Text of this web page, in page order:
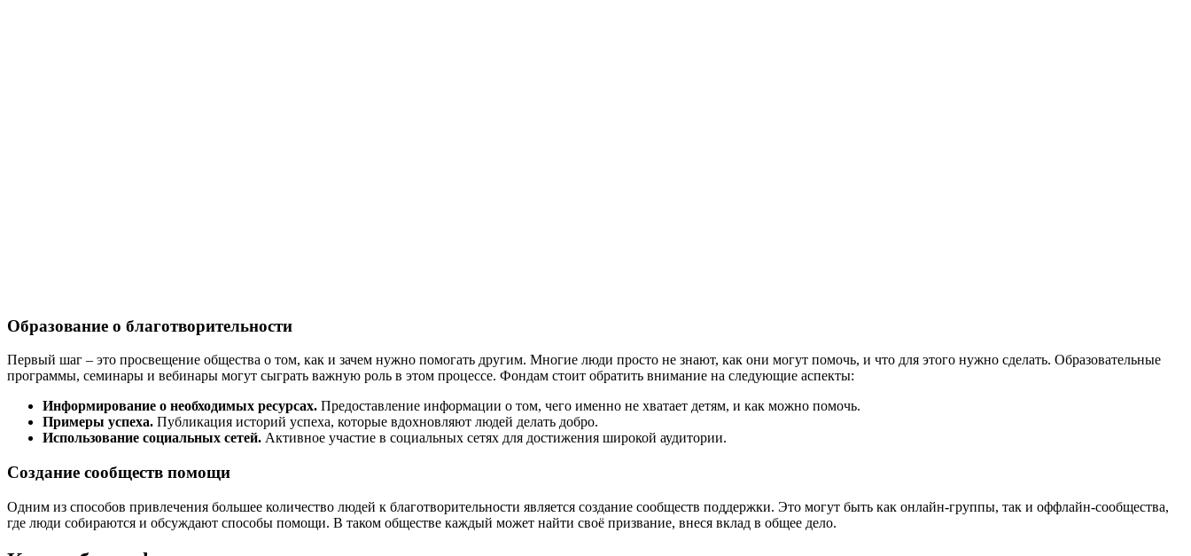
Образование о благотворительности
Первый шаг – это просвещение общества о том, как и зачем нужно помогать другим. Многие люди просто не знают, как они могут помочь, и что для этого нужно сделать. Образовательные
программы, семинары и вебинары могут сыграть важную роль в этом процессе. Фондам стоит обратить внимание на следующие аспекты:
Информирование о необходимых ресурсах. Предоставление информации о том, чего именно не хватает детям, и как можно помочь.
Примеры успеха. Публикация историй успеха, которые вдохновляют людей делать добро.
Использование социальных сетей. Активное участие в социальных сетях для достижения широкой аудитории.
Создание сообществ помощи
Одним из способов привлечения большее количество людей к благотворительности является создание сообществ поддержки. Это могут быть как онлайн-группы, так и оффлайн-сообщества,
где люди собираются и обсуждают способы помощи. В таком обществе каждый может найти своё призвание, внеся вклад в общее дело.